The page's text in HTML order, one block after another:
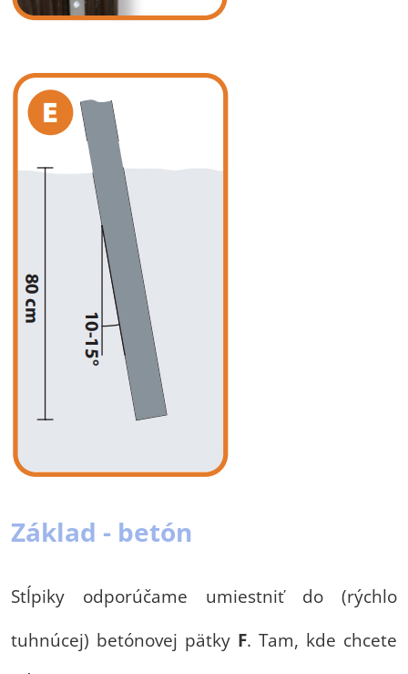
Základ - betón
Stĺpiky odporúčame umiestniť do (rýchlo
tuhnúcej) betónovej pätky F. Tam, kde chcete